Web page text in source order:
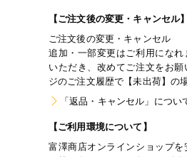
【ご注文後の変更・キャンセル
ご注文後の変更・キャンセル
追加・一部変更はご利用にな
いただき、改めてご注文をお
ジのご注文履歴で【未出荷】の
「返品・キャンセル」につい
【ご利用環境について】
富澤商店オンラインショップ